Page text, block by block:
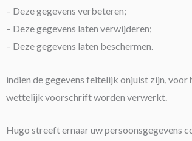
– Deze gegevens verbeteren;
– Deze gegevens laten verwijderen;
– Deze gegevens laten beschermen.
indien de gegevens feitelijk onjuist zijn,
wettelijk voorschrift worden verwerkt.
Hugo streeft ernaar uw persoonsgegevens